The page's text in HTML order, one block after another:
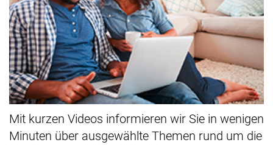
Mit kurzen Videos informieren wir Sie in wenigen
Minuten über ausgewählte Themen rund um die